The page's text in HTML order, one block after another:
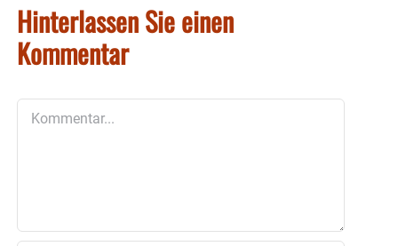
Hinterlassen Sie einen
Kommentar